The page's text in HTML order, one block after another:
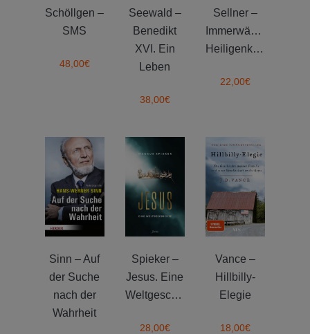
Schöllgen –
SMS
48,00€
Seewald –
Benedikt
XVI. Ein
Leben
38,00€
Sellner –
Immerwährender
Heiligenkalender
22,00€
Sinn – Auf
der Suche
nach der
Wahrheit
Spieker –
Jesus. Eine
Weltgeschichte
28,00€
Vance –
Hillbilly-
Elegie
18,00€